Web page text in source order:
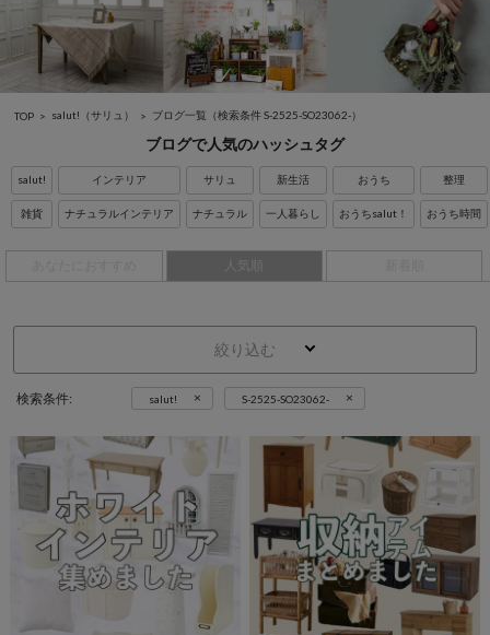
TOP salut!（サリュ） ブログ一覧 （検索条件 S-2525-SO23062-）
ブログで人気のハッシュタグ
salut!
雑貨
インテリア
ナチュラルインテリア
サリュ
ナチュラル
新生活
一人暮らし
おうち
おうちsalut！
整理
おうち時間
人気順
絞り込む
検索条件: salut! × S-2525-SO23062- ×